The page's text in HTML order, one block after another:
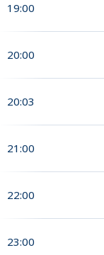
19:00
20:00
20:03
21:00
22:00
23:00